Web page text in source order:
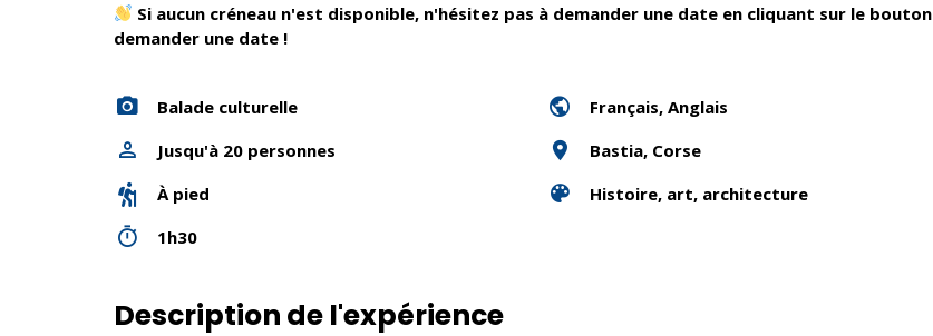
Si aucun créneau n'est disponible, n'hésitez pas à demander une date en cliquant sur le bouton
demander une date !
Balade culturelle
Français, Anglais
Jusqu'à 20 personnes
Bastia, Corse
À pied
Histoire, art, architecture
1h30
Description de l'expérience